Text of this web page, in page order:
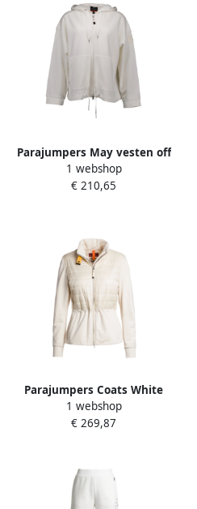
Parajumpers May vesten off
white Dames
1 webshop
€ 210,65
Parajumpers Coats White
Dames
1 webshop
€ 269,87